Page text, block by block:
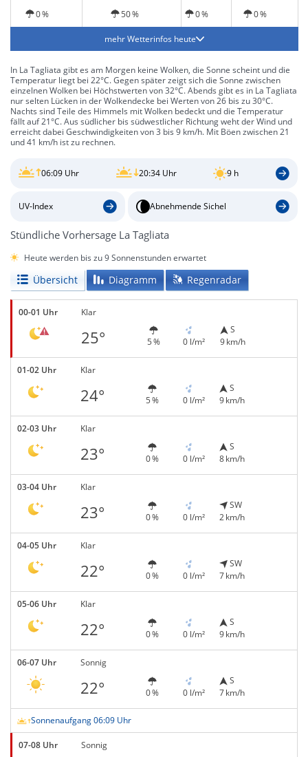
0 %
50 % 0 % 0 %
mehr Wetterinfos heute
In La Tagliata gibt es am Morgen keine Wolken, die Sonne scheint und die
Temperatur liegt bei 22°C. Gegen später zeigt sich die Sonne zwischen
einzelnen Wolken bei Höchstwerten von 32°C. Abends gibt es in La Tagliata
nur selten Lücken in der Wolkendecke bei Werten von 26 bis zu 30°C.
Nachts sind Teile des Himmels mit Wolken bedeckt und die Temperatur
fällt auf 21°C. Aus südlicher bis südwestlicher Richtung weht der Wind und
erreicht dabei Geschwindigkeiten von 3 bis 9 km/h. Mit Böen zwischen 21
und 41 km/h ist zu rechnen.
06:09 Uhr 20:34 Uhr 9 h
UV-Index Abnehmende Sichel
Stündliche Vorhersage La Tagliata
Heute werden bis zu 9 Sonnenstunden erwartet
Übersicht Diagramm Regenradar
00-01 Uhr Klar
25° 5 % 0 l/m²
S
9 km/h
01-02 Uhr Klar
24° 5 % 0 l/m²
S
9 km/h
02-03 Uhr Klar
23° 0 % 0 l/m²
S
8 km/h
03-04 Uhr Klar
23° 0 % 0 l/m²
SW
2 km/h
04-05 Uhr Klar
22° 0 % 0 l/m²
SW
7 km/h
05-06 Uhr Klar
22° 0 % 0 l/m²
S
9 km/h
06-07 Uhr Sonnig
22° 0 % 0 l/m²
S
7 km/h
Sonnenaufgang 06:09 Uhr
07-08 Uhr
Sonnig